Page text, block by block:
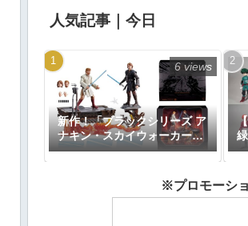
円｜発売日2027年1月予定
人気記事｜今日
新作！「ブラックシリーズ ア
ナキン・スカイウォーカー＆
オビ＝ワン・ケノービ プレミ
【Amazon.co.jp限定】で予
約開始｜価格26,616円、発売
6 views
※プロモーシ